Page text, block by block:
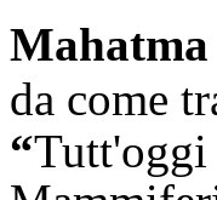
da come
“